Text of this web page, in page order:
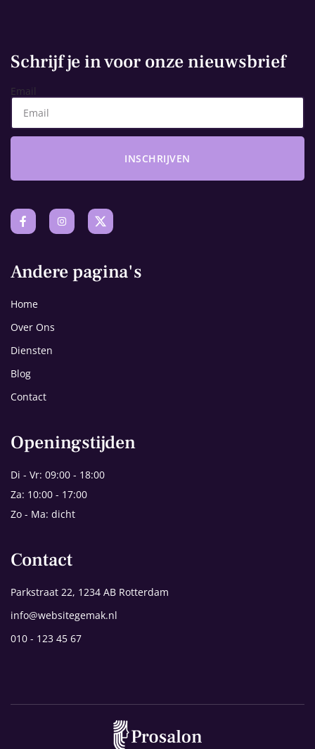
Schrijf je in voor onze nieuwsbrief
Email
INSCHRIJVEN
Andere pagina's
Home
Over Ons
Diensten
Blog
Contact
Openingstijden
Di - Vr: 09:00 - 18:00
Za: 10:00 - 17:00
Zo - Ma: dicht
Contact
Parkstraat 22, 1234 AB Rotterdam
info@websitegemak.nl
010 - 123 45 67